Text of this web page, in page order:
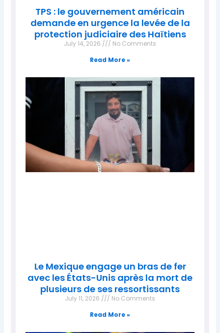
TPS : le gouvernement américain
demande en urgence la levée de la
protection judiciaire des Haïtiens
July 14, 2026
No Comments
Read More »
Le Mexique engage un bras de fer
avec les États-Unis après la mort de
plusieurs de ses ressortissants
July 11, 2026
No Comments
Read More »